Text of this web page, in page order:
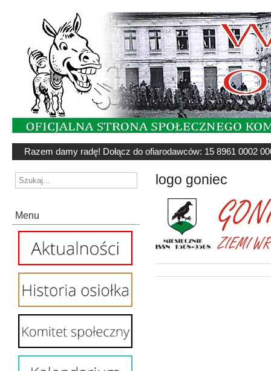
Razem damy radę! Dołącz do ofiarodawców: 15 8961 0002
Menu
logo goniec